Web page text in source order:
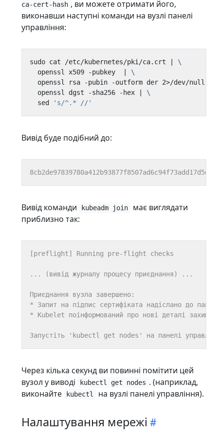
ca-cert-hash , ви можете отримати його,
виконавши наступні команди на вузлі панелі
управління:
sudo cat /etc/kubernetes/pki/ca.crt
  openssl x509 -pubkey
  openssl rsa -pubin -outform der 2>/dev/null
  openssl dgst -sha256 -hex
  sed
's/^.* //'
Вивід буде подібний до:
Вивід команди kubeadm join
має виглядати
приблизно так:
Через кілька секунд ви повинні помітити цей
вузол у виводі
kubectl get nodes . (наприклад,
виконайте
kubectl на вузлі панелі управління).
Налаштування мережі